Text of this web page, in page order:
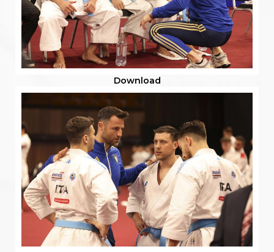
Download